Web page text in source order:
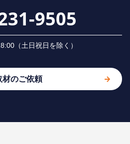
9505
（⼟⽇祝⽇を除く）
材のご依頼